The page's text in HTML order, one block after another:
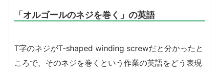
「オルゴールのネジを巻く」の英語
T字のネジがT-shaped winding screwだと分かったと
ころで、そのネジを巻くという作業の英語をどう表現